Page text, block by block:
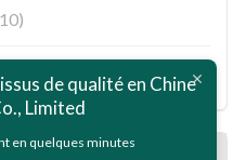
de qualité en Chine
Limited
en quelques minutes